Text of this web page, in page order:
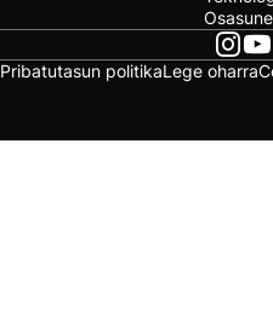
Pribatutasun politikaLege oharra